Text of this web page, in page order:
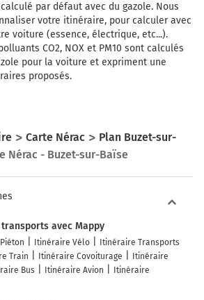
par défaut avec du gazole. Nous
votre itinéraire, pour calculer avec
voiture (essence, électrique, etc...).
CO2, NOX et PM10 sont calculés
pour la voiture et expriment une
proposés.
Carte Nérac
Plan Buzet-sur-
Nérac - Buzet-sur-Baïse
avec Mappy
Itinéraire Vélo
Itinéraire Transports
Train Itinéraire Covoiturage
Itinéraire
Bus Itinéraire Avion
Itinéraire